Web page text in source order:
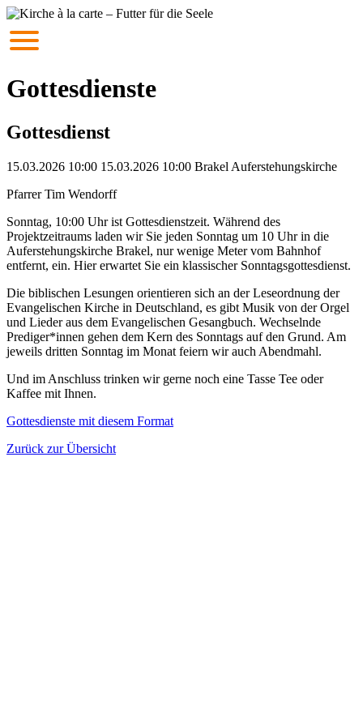
Gottesdienste
Gottesdienst
15.03.2026 10:00 15.03.2026 10:00 Brakel Auferstehungskirche
Pfarrer Tim Wendorff
Sonntag, 10:00 Uhr ist Gottesdienstzeit. Während des
Projektzeitraums laden wir Sie jeden Sonntag um 10 Uhr in die
Auferstehungskirche Brakel, nur wenige Meter vom Bahnhof
entfernt, ein. Hier erwartet Sie ein klassischer Sonntagsgottesdienst.
Die biblischen Lesungen orientieren sich an der Leseordnung der
Evangelischen Kirche in Deutschland, es gibt Musik von der Orgel
und Lieder aus dem Evangelischen Gesangbuch. Wechselnde
Prediger*innen gehen dem Kern des Sonntags auf den Grund. Am
jeweils dritten Sonntag im Monat feiern wir auch Abendmahl.
Und im Anschluss trinken wir gerne noch eine Tasse Tee oder
Kaffee mit Ihnen.
Gottesdienste mit diesem Format
Zurück zur Übersicht